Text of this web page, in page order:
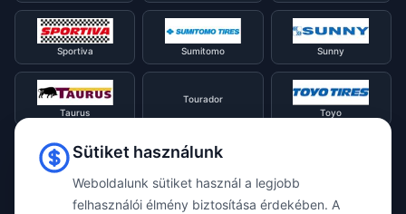
Sportiva Sumitomo Sunny
Taurus
Tourador
Toyo
TracmaxSütiket használunk
Weboldalunk sütiket használ a legjobb
felhasználói élmény biztosítása érdekében. A